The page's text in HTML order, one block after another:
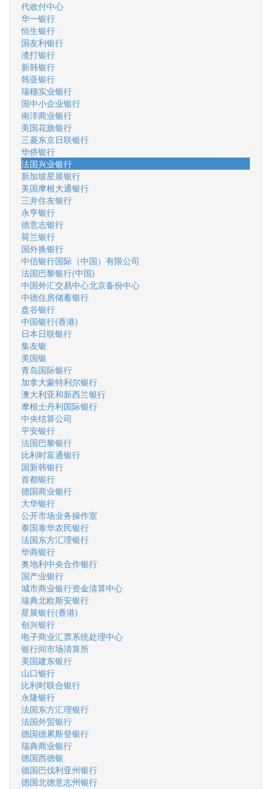
代收付中心
华一银行
恒生银行
国友利银行
渣打银行
新韩银行
韩亚银行
瑞穗实业银行
国中小企业银行
南洋商业银行
美国花旗银行
三菱东京日联银行
华侨银行
法国兴业银行
新加坡星展银行
美国摩根大通银行
三井住友银行
永亨银行
德意志银行
荷兰银行
国外换银行
中信银行国际（中国）有限公司
法国巴黎银行(中国)
中国外汇交易中心北京备份中心
中德住房储蓄银行
盘谷银行
中国银行(香港)
日本日联银行
集友银
美国银
青岛国际银行
加拿大蒙特利尔银行
澳大利亚和新西兰银行
摩根士丹利国际银行
中央结算公司
平安银行
法国巴黎银行
比利时富通银行
国新韩银行
首都银行
德国商业银行
大华银行
公开市场业务操作室
泰国泰华农民银行
法国东方汇理银行
华商银行
奥地利中央合作银行
国产业银行
城市商业银行资金清算中心
瑞典北欧斯安银行
星展银行(香港)
创兴银行
电子商业汇票系统处理中心
银行间市场清算所
美国建东银行
山口银行
比利时联合银行
永隆银行
法国东方汇理银行
法国外贸银行
德国德累斯登银行
瑞典商业银行
德国西德银
德国巴伐利亚州银行
德国北德意志州银行